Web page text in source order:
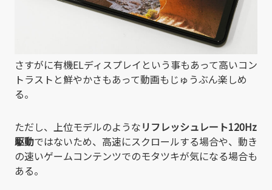
さすがに有機ELディスプレイという事もあって高いコン
トラストと鮮やかさもあって動画もじゅうぶん楽しめ
る。
ただし、上位モデルのようなリフレッシュレート120Hz
駆動ではないため、高速にスクロールする場合や、動き
の速いゲームコンテンツでのモタツキが気になる場合も
ある。